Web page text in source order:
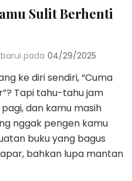
Sulit Berhenti
pada 04/29/2025
ke diri sendiri, “Cuma
Tapi tahu-tahu jam
dan kamu masih
nggak pengen kamu
buku yang bagus
bahkan lupa mantan